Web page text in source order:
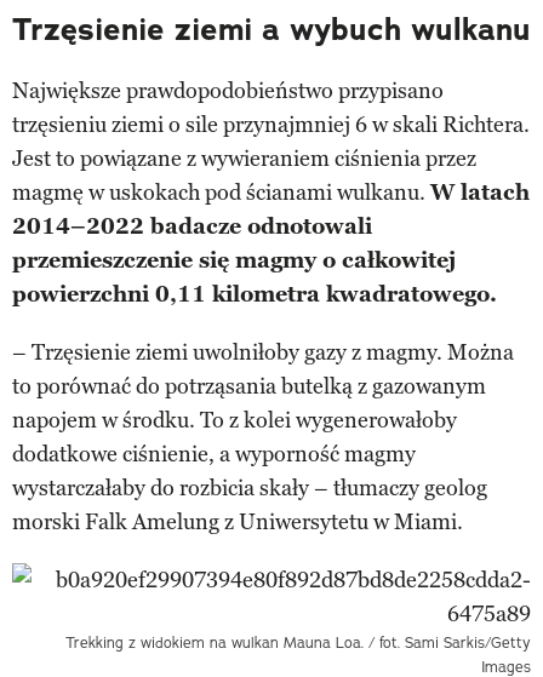
Trzęsienie ziemi a wybuch wulkanu
Największe prawdopodobieństwo przypisano
trzęsieniu ziemi o sile przynajmniej 6 w skali Richtera.
Jest to powiązane z wywieraniem ciśnienia przez
magmę w uskokach pod ścianami wulkanu.W latach
2014–2022 badacze odnotowali
przemieszczenie się magmy o całkowitej
powierzchni 0,11 kilometra kwadratowego.
– Trzęsienie ziemi uwolniłoby gazy z magmy. Można
to porównać do potrząsania butelką z gazowanym
napojem w środku. To z kolei wygenerowałoby
dodatkowe ciśnienie, a wyporność magmy
wystarczałaby do rozbicia skały – tłumaczy geolog
morski Falk Amelung z Uniwersytetu w Miami.
Trekking z widokiem na wulkan Mauna Loa. / fot. Sami Sarkis/Getty
Images